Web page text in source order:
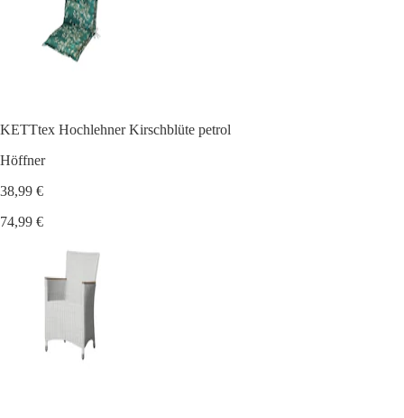
KETTtex Hochlehner Kirschblüte petrol
Höffner
38,99 €
74,99 €